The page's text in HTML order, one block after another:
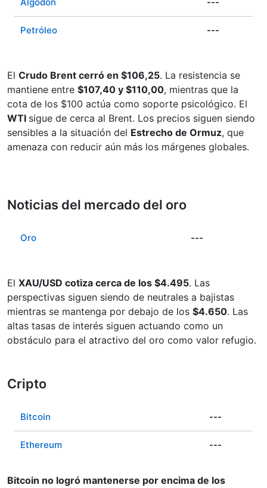
Petróleo ---
El Crudo Brent cerró en $106,25. La resistencia se
mantiene entre $107,40 y $110,00, mientras que la
cota de los $100 actúa como soporte psicológico. El
WTI sigue de cerca al Brent. Los precios siguen siendo
sensibles a la situación del Estrecho de Ormuz, que
amenaza con reducir aún más los márgenes globales.
Noticias del mercado del oro
Oro ---
El XAU/USD cotiza cerca de los $4.495. Las
perspectivas siguen siendo de neutrales a bajistas
mientras se mantenga por debajo de los $4.650. Las
altas tasas de interés siguen actuando como un
obstáculo para el atractivo del oro como valor refugio.
Cripto
Bitcoin ---
Ethereum ---
Bitcoin no logró mantenerse por encima de los